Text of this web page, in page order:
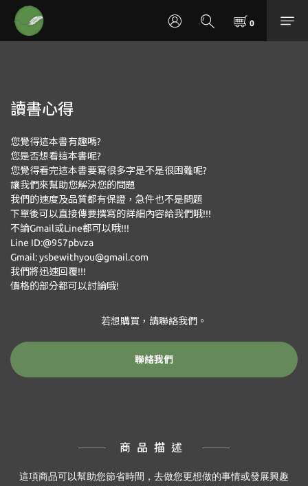
讀書心得
您覺得這本書有趣嗎?
您是否想看這本書呢?
您覺得看完這本書要寫很多字是不是很困難呢?
讓我們來幫助您解決您的問題
我們的速度及品質都有保證，急件也不是問題
下單後可以直接傳要撰寫的詳細內容給我們哦!!!
不論Gmail或Line都可以哦!!!
Line ID:@957pbvza
Gmail: ysbewithyou@gmail.com
我們將迅速回覆!!!
價格的部分都可以討論哦!
若想購買，請聯絡我們。
聯絡我們
商品描述
這項商品可以幫助您節省時間，去做您更想做的事情或發展興趣